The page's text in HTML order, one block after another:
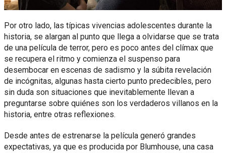
Por otro lado, las típicas vivencias adolescentes durante la
historia, se alargan al punto que llega a olvidarse que se trata
de una película de terror, pero es poco antes del clímax que
se recupera el ritmo y comienza el suspenso para
desembocar en escenas de sadismo y la súbita revelación
de incógnitas, algunas hasta cierto punto predecibles, pero
sin duda son situaciones que inevitablemente llevan a
preguntarse sobre quiénes son los verdaderos villanos en la
historia, entre otras reflexiones.
Desde antes de estrenarse la película generó grandes
expectativas, ya que es producida por Blumhouse, una casa